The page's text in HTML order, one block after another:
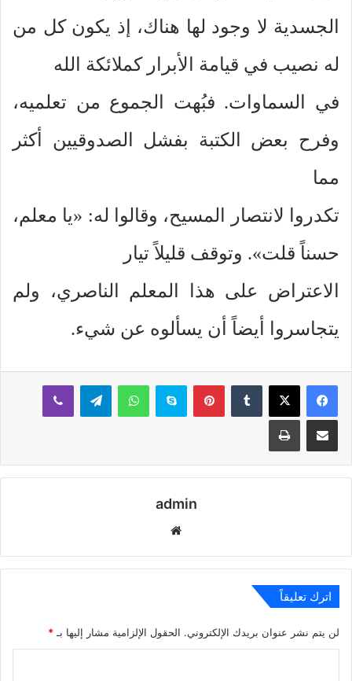
الجسدية لا وجود لها هناك، إذ يكون كل من
له نصيب في قيامة الأبرار كملائكة الله
في السماوات. فبُهت الجموع من تعلميه،
وفرح بعض الكتبة بفشل الصدوقيين أكثر
مما
تكدروا لانتصار المسيح، وقالوا له: «يا معلم،
حسناً قلت». وتوقف قليلاً تيار
الاعتراض على هذا المعلم الناصري، ولم
يتجاسروا أيضاً أن يسألوه عن شيء.
بينتيريستسكايب واتساب تيلقرام ڤايبر
مشاركة عبر البريد طباعة
admin
اترك تعليقاً
لن يتم نشر عنوان بريدك الإلكتروني. الحقول الإلزامية مشار إليها بـ *